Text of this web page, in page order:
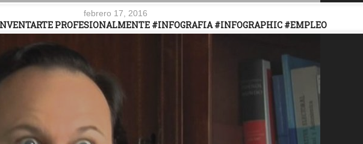
febrero 17, 2016
PROFESIONALMENTE #INFOGRAFIA #INFOGRAPHIC #EMPLEO